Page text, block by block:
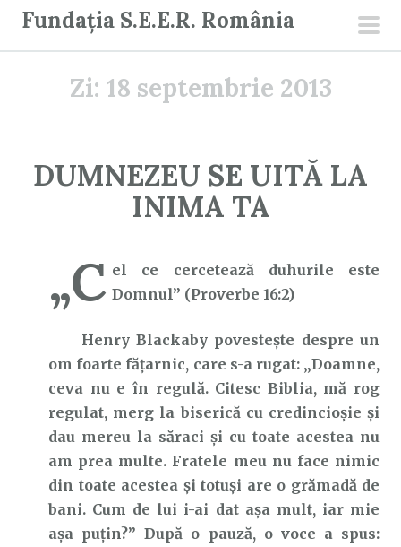
Fundația S.E.E.R. România
Zi: 18 septembrie 2013
DUMNEZEU SE UITĂ LA
INIMA TA
„C el ce cercetează duhurile este
Domnul” (Proverbe 16:2)
Henry Blackaby povestește despre un
om foarte fățarnic, care s-a rugat: „Doamne,
ceva nu e în regulă. Citesc Biblia, mă rog
regulat, merg la biserică cu credincioșie și
dau mereu la săraci și cu toate acestea nu
am prea multe. Fratele meu nu face nimic
din toate acestea și totuși are o grămadă de
bani. Cum de lui i-ai dat așa mult, iar mie
așa puțin?” După o pauză, o voce a spus: